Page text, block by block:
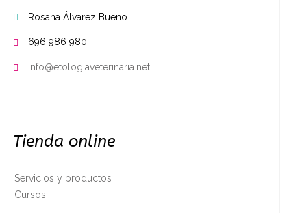
 Rosana Álvarez Bueno
 696 986 980
 info@etologiaveterinaria.net
Tienda online
Servicios y productos
Cursos